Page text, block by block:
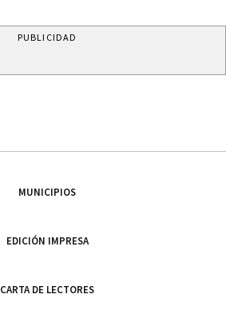
PUBLICIDAD
MUNICIPIOS
EDICIÓN IMPRESA
CARTA DE LECTORES